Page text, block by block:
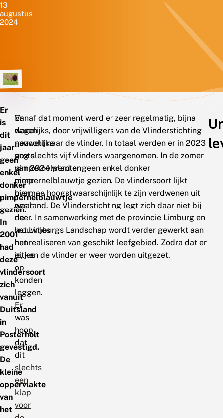
13
augustus
2024
Er
is
dit
jaar
geen
enkel
donker
pimpernelblauwtje
gezien.
In
2001
had
deze
vlindersoort
zich
vanuit
Duitsland
in
Posterholt
gevestigd.
De
kleine
oppervlakte
van
het
Er
waren
nauwelijks
grote
pimpernelplanten
meer
over,
waar
de
vrouwtjes
hun
eitjes
op
konden
leggen.
Er
was
hoop
dat
dit
slechts
een
klap
voor
Vanaf dat moment werd er zeer regelmatig, bijna
dagelijks, door vrijwilligers van de Vlinderstichting
gezocht naar de vlinder. In totaal werden er in 2023
nog slechts vijf vlinders waargenomen. In de zomer
van 2024 werd er geen enkel donker
pimpernelblauwtje gezien. De vlindersoort lijkt
hiermee hoogstwaarschijnlijk te zijn verdwenen uit
ons land. De Vlinderstichting legt zich daar niet bij
neer. In samenwerking met de provincie Limburg en
het Limburgs Landschap wordt verder gewerkt aan
het realiseren van geschikt leefgebied. Zodra dat er
is, kan de vlinder er weer worden uitgezet.